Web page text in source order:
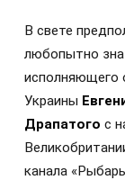
В свете
любопытно
исполняющего
Украины
Драпатого с
канала